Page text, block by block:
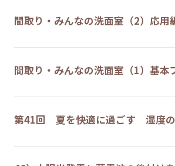
間取り・みんなの洗面室（2）応
間取り・みんなの洗面室（1）基
第41回 夏を快適に過ごす 湿度